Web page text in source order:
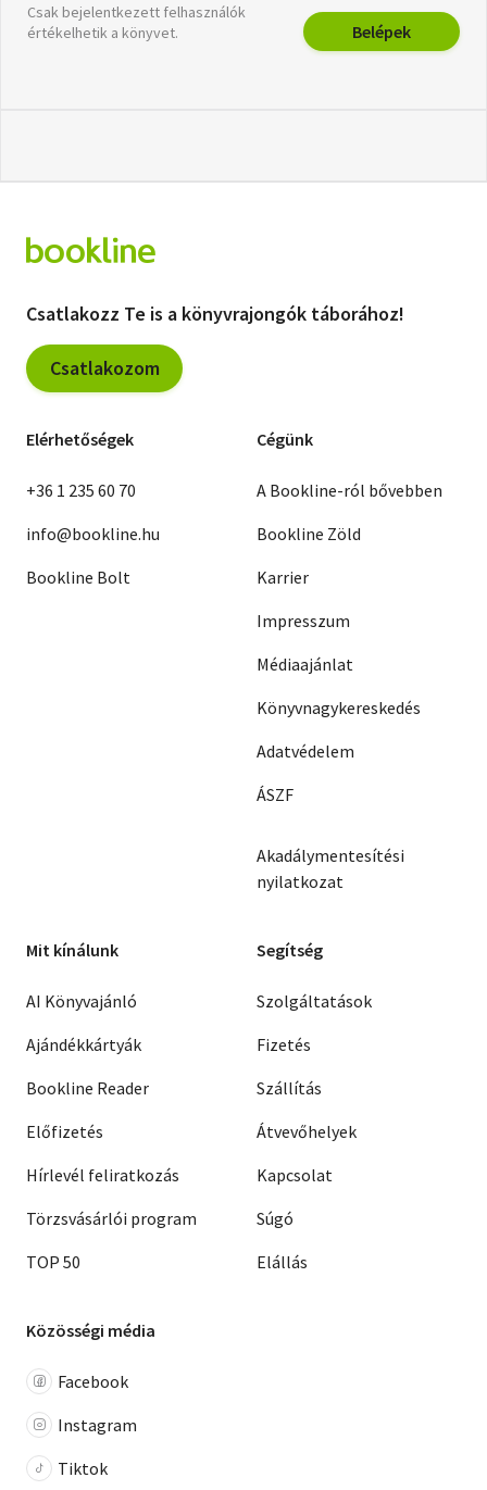
Csak bejelentkezett felhasználók
értékelhetik a könyvet.
Belépek
Csatlakozz Te is a könyvrajongók táborához!
Csatlakozom
Elérhetőségek
+36 1 235 60 70
info@bookline.hu
Bookline Bolt
Cégünk
A Bookline-ról bővebben
Bookline Zöld
Karrier
Impresszum
Médiaajánlat
Könyvnagykereskedés
Adatvédelem
ÁSZF
Akadálymentesítési
nyilatkozat
Mit kínálunk
AI Könyvajánló
Ajándékkártyák
Bookline Reader
Előfizetés
Hírlevél feliratkozás
Törzsvásárlói program
TOP 50
Segítség
Szolgáltatások
Fizetés
Szállítás
Átvevőhelyek
Kapcsolat
Súgó
Elállás
Közösségi média
Facebook
Instagram
Tiktok